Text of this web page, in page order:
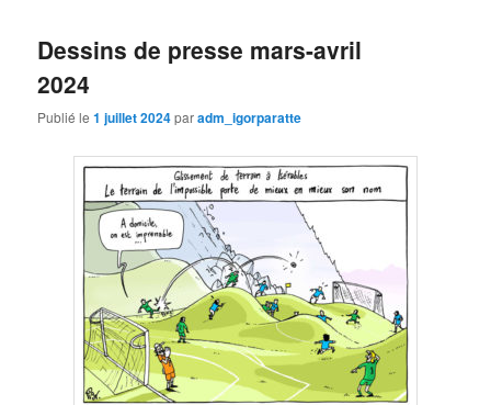
Dessins de presse mars-avril
2024
Publié le1 juillet 2024paradm_igorparatte